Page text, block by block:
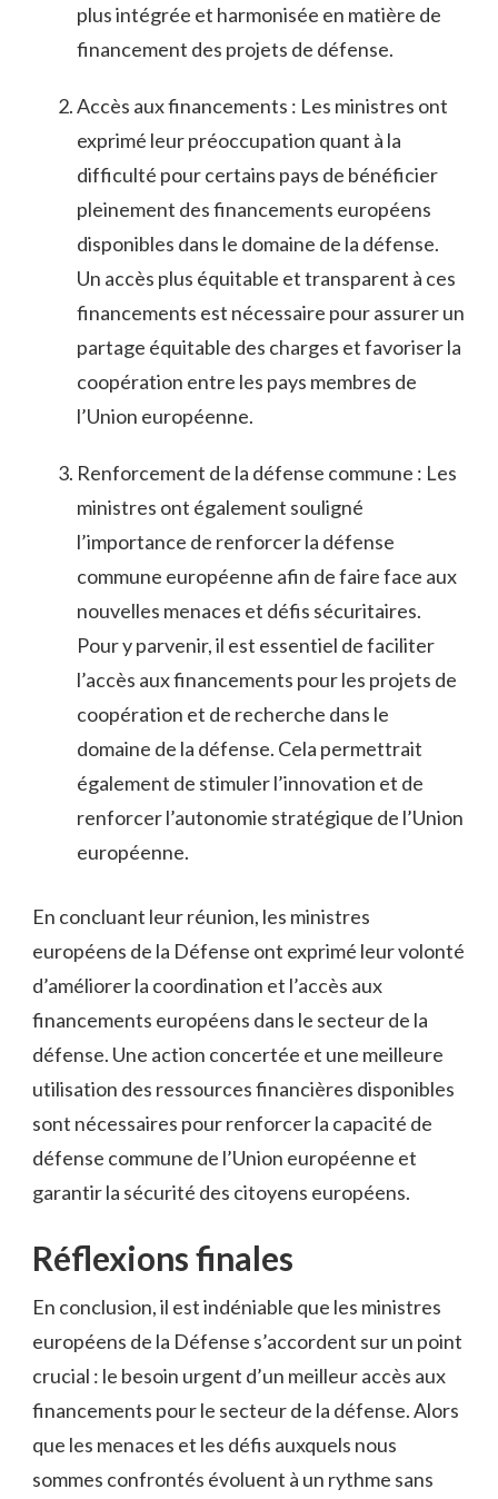
plus intégrée et harmonisée en matière de
financement des projets de défense.
Accès aux‍ financements : Les ministres ont
exprimé leur préoccupation quant à la
difficulté pour certains pays de bénéficier
pleinement des ⁢financements européens
disponibles dans le domaine de la défense.
⁢Un accès plus équitable⁢ et transparent ​à ⁢ces
financements est ​nécessaire ‍pour assurer un
partage équitable des​ charges et favoriser la
coopération entre les pays⁢ membres de
l’Union européenne.
Renforcement de la défense commune : Les
‍ministres ont également souligné
‌l’importance ‌de renforcer ​la défense
commune⁢ européenne afin de faire face aux
nouvelles‍ menaces et défis sécuritaires.
Pour y parvenir,​ il est ​essentiel de faciliter
l’accès aux financements pour les projets⁤ de
coopération et de ⁢recherche dans le
domaine de ‌la défense. Cela permettrait‌
également de‌ stimuler l’innovation et de
renforcer l’autonomie stratégique ‍de l’Union
européenne.
En concluant leur réunion, les ministres
européens de la Défense ont exprimé leur ⁤volonté
d’améliorer la coordination ⁤et l’accès aux
financements européens dans le secteur de ⁢la
défense. Une action concertée et une meilleure
utilisation des ressources financières disponibles
sont nécessaires pour renforcer la capacité de
défense commune ​de l’Union‍ européenne et
garantir la sécurité des⁤ citoyens européens.
Réflexions finales
En conclusion, il est indéniable que les⁤ ministres
européens de⁢ la Défense s’accordent sur un point⁢
crucial : le besoin urgent d’un meilleur accès aux
financements pour le ⁤secteur de la défense. Alors
que⁢ les menaces et les défis auxquels nous
sommes confrontés évoluent‌ à un⁣ rythme⁤ sans